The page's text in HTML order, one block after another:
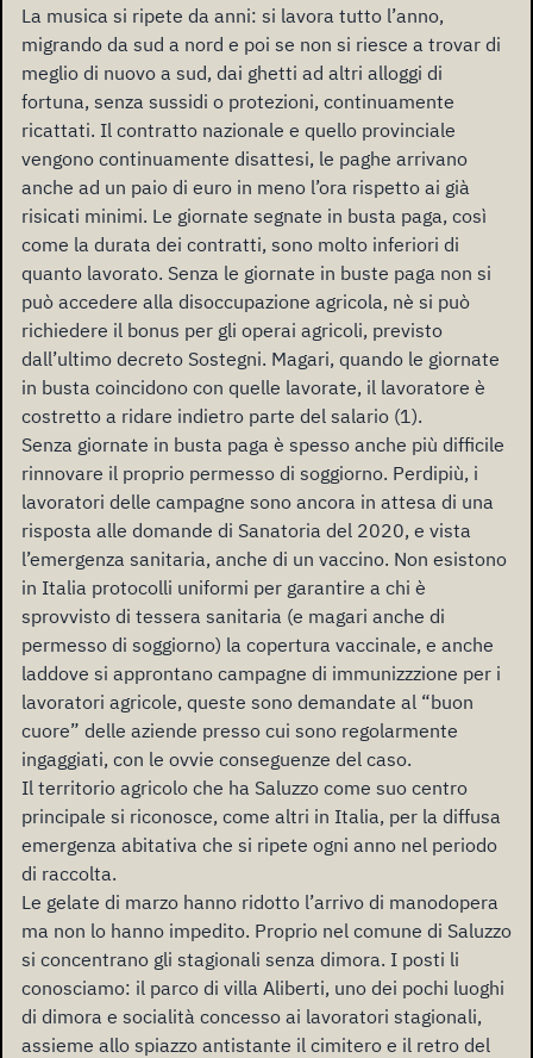
La musica si ripete da anni: si lavora tutto l’anno,
migrando da sud a nord e poi se non si riesce a trovar di
meglio di nuovo a sud, dai ghetti ad altri alloggi di
fortuna, senza sussidi o protezioni, continuamente
ricattati. Il contratto nazionale e quello provinciale
vengono continuamente disattesi, le paghe arrivano
anche ad un paio di euro in meno l’ora rispetto ai già
risicati minimi. Le giornate segnate in busta paga, così
come la durata dei contratti, sono molto inferiori di
quanto lavorato. Senza le giornate in buste paga non si
può accedere alla disoccupazione agricola, nè si può
richiedere il bonus per gli operai agricoli, previsto
dall’ultimo decreto Sostegni. Magari, quando le giornate
in busta coincidono con quelle lavorate, il lavoratore è
costretto a ridare indietro parte del salario (1).
Senza giornate in busta paga è spesso anche più difficile
rinnovare il proprio permesso di soggiorno. Perdipiù, i
lavoratori delle campagne sono ancora in attesa di una
risposta alle domande di Sanatoria del 2020, e vista
l’emergenza sanitaria, anche di un vaccino. Non esistono
in Italia protocolli uniformi per garantire a chi è
sprovvisto di tessera sanitaria (e magari anche di
permesso di soggiorno) la copertura vaccinale, e anche
laddove si approntano campagne di immunizzzione per i
lavoratori agricole, queste sono demandate al “buon
cuore” delle aziende presso cui sono regolarmente
ingaggiati, con le ovvie conseguenze del caso.
Il territorio agricolo che ha Saluzzo come suo centro
principale si riconosce, come altri in Italia, per la diffusa
emergenza abitativa che si ripete ogni anno nel periodo
di raccolta.
Le gelate di marzo hanno ridotto l’arrivo di manodopera
ma non lo hanno impedito. Proprio nel comune di Saluzzo
si concentrano gli stagionali senza dimora. I posti li
conosciamo: il parco di villa Aliberti, uno dei pochi luoghi
di dimora e socialità concesso ai lavoratori stagionali,
assieme allo spiazzo antistante il cimitero e il retro del